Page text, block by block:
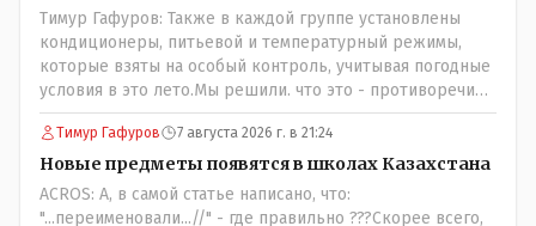
Тимур Гафуров: Также в каждой группе установлены
кондиционеры, питьевой и температурный режимы,
которые взяты на особый контроль, учитывая погодные
условия в это лето.Мы решили. что это - противоречие.
Вы считаете иначе?Ну тут противоречия нет. Этот
комментарий прозвучал на следующий день после
трагедии, то есть 29 июля, когда спешно установили и
воду, и новые кондиционеры, и впервые поставили
температурный режим на контроль. То есть первая
Тимур Гафуров 7 августа 2026 г. в 21:24
Новые предметы появятся в школах Казахстана
ACROS: А, в самой статье написано, что:
"...переименовали...//" - где правильно ???Скорее всего,